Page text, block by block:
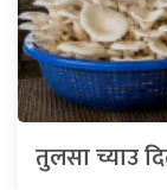
तुलसा च्याउ